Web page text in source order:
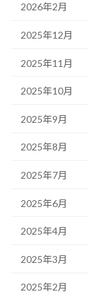
2026年2月
2025年12月
2025年11月
2025年10月
2025年9月
2025年8月
2025年7月
2025年6月
2025年4月
2025年3月
2025年2月